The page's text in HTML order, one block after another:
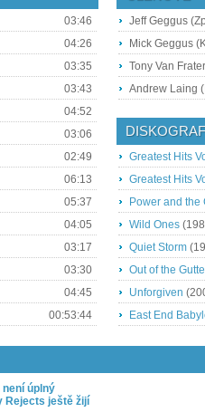
03:46
04:26
03:35
03:43
04:52
03:06
02:49
06:13
05:37
04:05
03:17
03:30
04:45
00:53:44
Jeff Geggus
Mick Geggus
Tony Van
Andrew Laing
Greatest Hits
Greatest Hits
Power and the
Wild Ones
Quiet Storm
Out of the
Unforgiven
East End
není úplný
Rejects ještě žijí